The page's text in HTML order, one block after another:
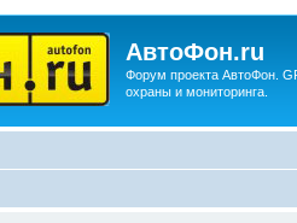
АвтоФон.ru
Форум проекта АвтоФон.
охраны и мониторинга.